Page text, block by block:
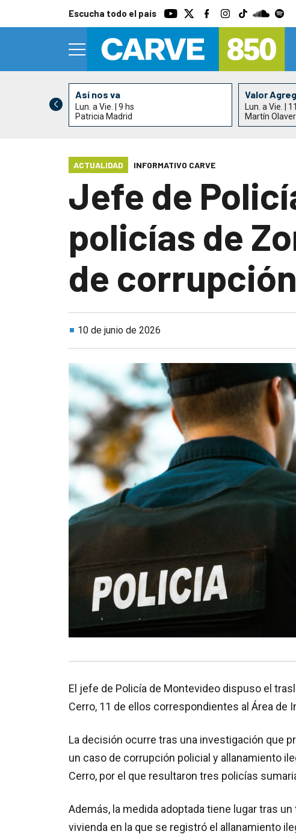
Escucha todo el país
Así nos va
Lun. a Vie. | 9 hs
Patricia Madrid
Valor
Lun. a Vie. |
Martín
ACTUALIDAD INFORMATIVO CARVE
Jefe de
policías de
de
10 de junio de 2026
El jefe de Policía de Montevideo dispuso el
Cerro, 11 de ellos correspondientes al Área de
La decisión ocurre tras una investigación que
un caso de corrupción policial y allanamiento
Cerro, por el que resultaron tres policías
Además, la medida adoptada tiene lugar tras
vivienda en la que se registró el allanamiento